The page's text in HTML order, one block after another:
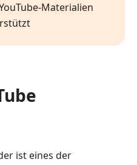
Materialien
ist eines der